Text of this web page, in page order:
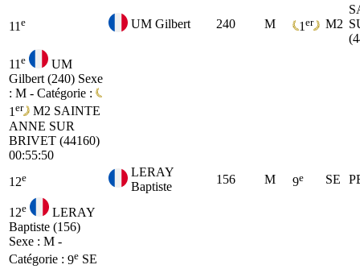
11 e UM Gilbert 240 M 1 er M2
11 e
UM
Gilbert (240) Sexe
: M - Catégorie :
1 er M2 SAINTE
ANNE SUR
BRIVET (44160)
00:55:50
12e
LERAY
Baptiste
156 M 9e SE
12e
LERAY
Baptiste (156)
Sexe : M -
Catégorie : 9e SE